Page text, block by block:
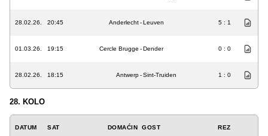
28.02.26. 20:45 Anderlecht-Leuven 5 : 1
01.03.26. 19:15 Cercle Brugge -Dender 0 : 0
28.02.26. 18:15 Antwerp-Sint-Truiden 1 : 0
28. KOLO
DATUM SAT DOMAĆIN GOST REZ